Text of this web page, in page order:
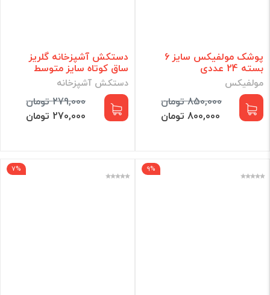
پوشک مولفیکس سایز 6
بسته 24 عددی
مولفیکس
850,000 تومان
800,000 تومان
دستکش آشپزخانه گلریز
ساق کوتاه سایز متوسط
دستکش آشپزخانه
279,000 تومان
270,000 تومان
9%
7%